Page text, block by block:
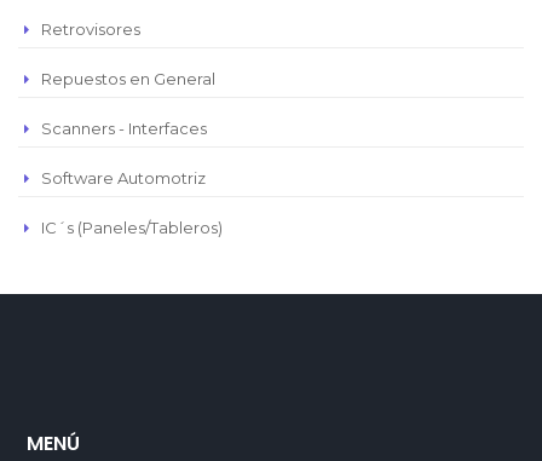
Retrovisores
Repuestos en General
Scanners - Interfaces
Software Automotriz
IC´s (Paneles/Tableros)
MENÚ